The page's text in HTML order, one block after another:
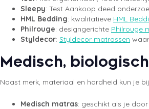
Sleepy: Test Aankoop deed
HML Bedding: kwalitatieve HML
Philrouge: designgerichte Philrouge
Styldecor: Styldecor matrassen
Medisch,
Naast merk, materiaal en hardheid kun je
Medisch matras: geschikt als je